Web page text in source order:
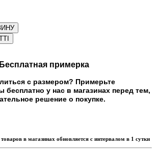
Бесплатная примерка
с размером? Примерьте
бесплатно у нас в магазинах перед тем,
решение о покупке.
в магазинах обновляется с интервалом в 1 сутки